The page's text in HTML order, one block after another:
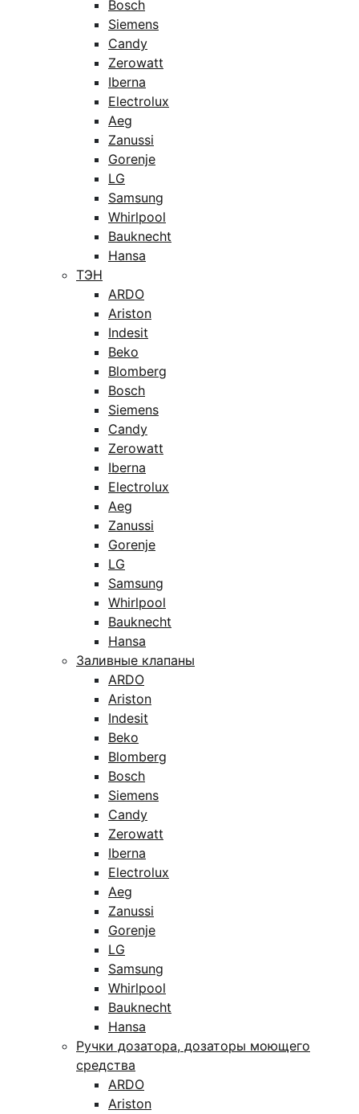
Bosch
Siemens
Candy
Zerowatt
Iberna
Electrolux
Aeg
Zanussi
Gorenje
LG
Samsung
Whirlpool
Bauknecht
Hansa
ТЭН
ARDO
Ariston
Indesit
Beko
Blomberg
Bosch
Siemens
Candy
Zerowatt
Iberna
Electrolux
Aeg
Zanussi
Gorenje
LG
Samsung
Whirlpool
Bauknecht
Hansa
Заливные клапаны
ARDO
Ariston
Indesit
Beko
Blomberg
Bosch
Siemens
Candy
Zerowatt
Iberna
Electrolux
Aeg
Zanussi
Gorenje
LG
Samsung
Whirlpool
Bauknecht
Hansa
Ручки дозатора, дозаторы моющего
средства
ARDO
Ariston